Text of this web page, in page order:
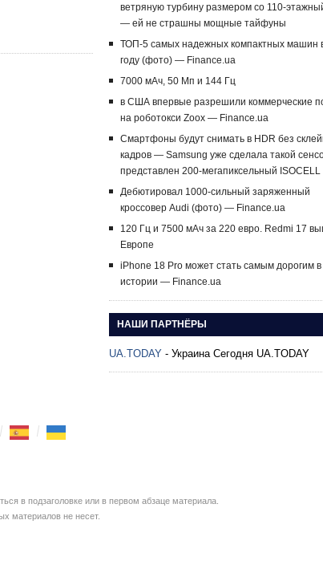
ветряную турбину размером со 110-
— ей не страшны мощные тайфуны
ТОП-5 самых надежных компактных машин
году (фото) — Finance.ua
7000 мАч, 50 Мп и 144 Гц
в США впервые разрешили коммерческие
на роботокси Zoox — Finance.ua
Смартфоны будут снимать в HDR без
кадров — Samsung уже сделала такой
представлен 200-мегапиксельный ISOCELL
Дебютировал 1000-сильный заряженный
кроссовер Audi (фото) — Finance.ua
120 Гц и 7500 мАч за 220 евро. Redmi 17
Европе
iPhone 18 Pro может стать самым дорогим в
истории — Finance.ua
НАШИ ПАРТНЁРЫ
UA.TODAY - Украина Сегодня UA.TODAY
в подзаголовке или в первом абзаце материала.
материалов не несет.